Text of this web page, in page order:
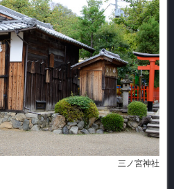
三ノ宮神社